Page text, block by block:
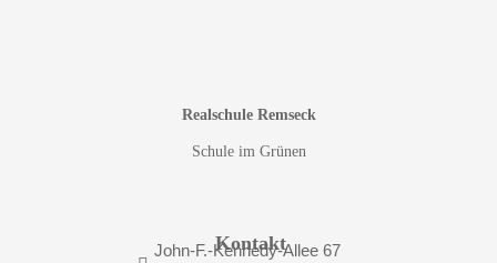
Realschule Remseck
Schule im Grünen
Kontakt
John-F.-Kennedy-Allee 67